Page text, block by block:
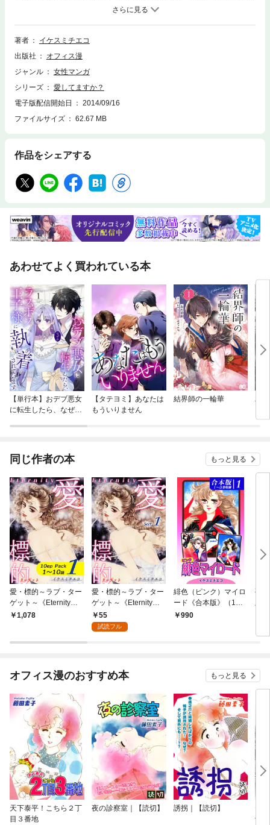
気軽に参加したクルージングは始まりこそ順風満帆に思えたが、いつの
まにか疑惑の暗雲に行く手をふさがれていた。（「ＮＡＯＭＩ」）。芝居
に情熱を注ぐ女子大の演劇部員・あけみ。ようやく有名な演出家の目にと
まり、女優として羽ばたけるチャンスが巡ってきた。これまでより一層、
ている。ところが舞台初日、あけみの役柄を目の当たりにした真はショッ
クを受け……（「ＡＫＥＭＩ」）。一流のトップモデルを目指し、今日も
を抱いたのがきっかけで、モデルとして成長し始める（「ＫＡＺＵＫ
Ｏ」）。４つの異なった女の愛を描くきらびやかなシリーズ、ついに最終
巻（全３巻）！
著者
イケスミチエコ
出版社
オフィス漫
ジャンル
女性マンガ
シリーズ
愛してますか？
電子版配信開始日
2014/09/16
ファイルサイズ
62.67 MB
作品をシェアする
あわせてよく買われている本
【単行本】おデブ悪女
に転生したら、なぜか
【タテヨミ】あなたは
もういりません
結界師の一輪華
バ
今
同じ作者の本 もっと見る
愛・標的～ラブ・ター
ゲット～《Eternity》
【10話パック】（1）
1,078
愛・標的～ラブ・ター
ゲット～《Eternity》
【話】｜Sect.1
55
試読フル
緋色（ピンク）マイロ
ード《合本版》（1）
１～３巻収録
990
孔
版
オフィス漫のおすすめ本 もっと見る
天下泰平！こちら２丁
目３番地
夜の診察室｜【読切】 誘拐｜【読切】
切】